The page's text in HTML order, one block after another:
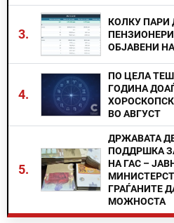
3.
КОЛКУ ПАРИ
ОБЈАВЕНИ
4.
ПО ЦЕЛА
ГОДИНА
ВО АВГУСТ
5.
ДРЖАВАТА
ПОДДРШКА
НА ГАС –
ГРАЃАНИТЕ
МОЖНОСТА